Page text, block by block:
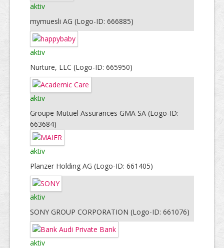
aktiv
mymuesli AG (Logo-ID: 666885)
aktiv
Nurture, LLC (Logo-ID: 665950)
aktiv
Groupe Mutuel Assurances GMA SA (Logo-ID:
663684)
aktiv
Planzer Holding AG (Logo-ID: 661405)
aktiv
SONY GROUP CORPORATION (Logo-ID: 661076)
aktiv